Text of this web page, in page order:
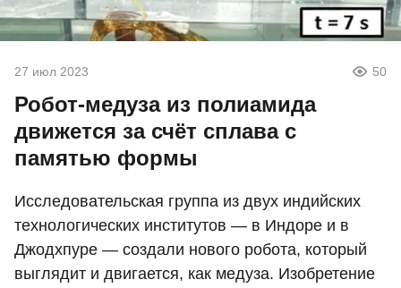
27 июл 2023 50
Робот-медуза из полиамида
движется за счёт сплава с
памятью формы
Исследовательская группа из двух индийских
технологических институтов — в Индоре и в
Джодхпуре — создали нового робота, который
выглядит и двигается, как медуза. Изобретение